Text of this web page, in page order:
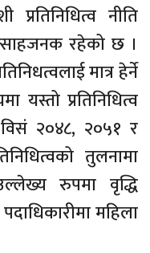
नीति
रहेको छ ।
मात्र हेर्ने
यस्तो प्रतिनिधित्व
२०४८, २०५१ र
तुलनामा
रुपमा वृद्धि
महिला